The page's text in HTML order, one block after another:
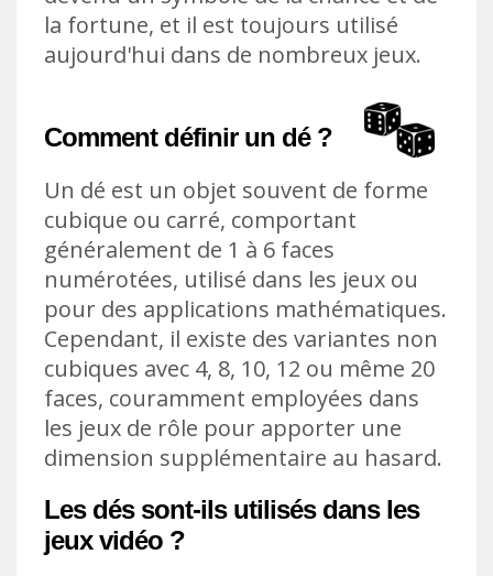
la fortune, et il est toujours utilisé
aujourd'hui dans de nombreux jeux.
Comment définir un dé ?
Un dé est un objet souvent de forme
cubique ou carré, comportant
généralement de 1 à 6 faces
numérotées, utilisé dans les jeux ou
pour des applications mathématiques.
Cependant, il existe des variantes non
cubiques avec 4, 8, 10, 12 ou même 20
faces, couramment employées dans
les jeux de rôle pour apporter une
dimension supplémentaire au hasard.
Les dés sont-ils utilisés dans les
jeux vidéo ?